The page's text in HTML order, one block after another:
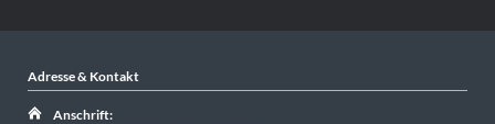
Adresse & Kontakt
Anschrift: